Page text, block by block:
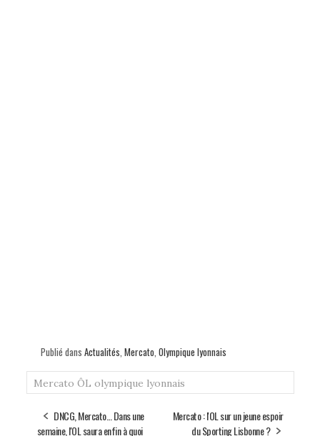
Publié dans Actualités, Mercato, Olympique lyonnais
Mercato ÔL olympique lyonnais
DNCG, Mercato… Dans une
semaine, l'OL saura enfin à quoi
Mercato : l'OL sur un jeune espoir
du Sporting Lisbonne ?